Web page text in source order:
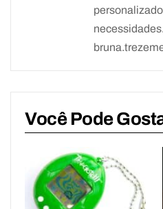
Você Pode